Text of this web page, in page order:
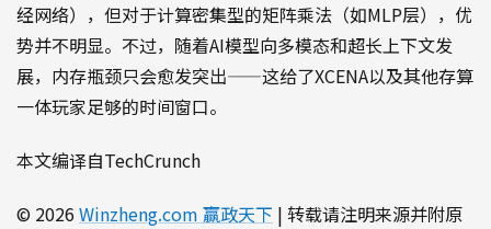
经网络），但对于计算密集型的矩阵乘法（如MLP层），优
势并不明显。不过，随着AI模型向多模态和超长上下文发
展，内存瓶颈只会愈发突出——这给了XCENA以及其他存算
一体玩家足够的时间窗口。
本文编译自TechCrunch
© 2026 Winzheng.com 赢政天下 | 转载请注明来源并附原